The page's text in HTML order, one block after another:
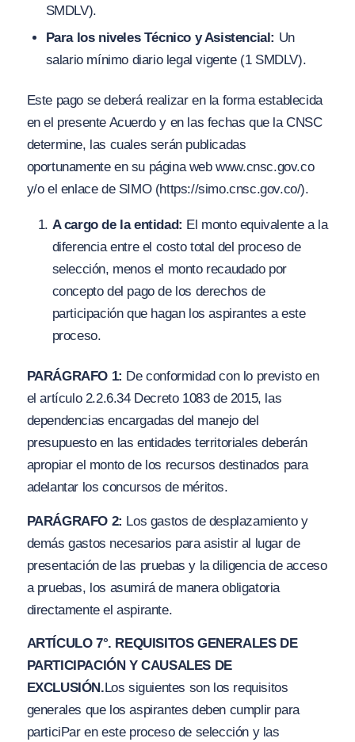
SMDLV).
Para los niveles Técnico y Asistencial: Un
salario mínimo diario legal vigente (1 SMDLV).
Este pago se deberá realizar en la forma establecida
en el presente Acuerdo y en las fechas que la CNSC
determine, las cuales serán publicadas
oportunamente en su página web www.cnsc.gov.co
y/o el enlace de SIMO (https://simo.cnsc.gov.co/).
A cargo de la entidad: El monto equivalente a la
diferencia entre el costo total del proceso de
selección, menos el monto recaudado por
concepto del pago de los derechos de
participación que hagan los aspirantes a este
proceso.
PARÁGRAFO 1: De conformidad con lo previsto en
el artículo 2.2.6.34 Decreto 1083 de 2015, las
dependencias encargadas del manejo del
presupuesto en las entidades territoriales deberán
apropiar el monto de los recursos destinados para
adelantar los concursos de méritos.
PARÁGRAFO 2: Los gastos de desplazamiento y
demás gastos necesarios para asistir al lugar de
presentación de las pruebas y la diligencia de acceso
a pruebas, los asumirá de manera obligatoria
directamente el aspirante.
ARTÍCULO 7°. REQUISITOS GENERALES DE
PARTICIPACIÓN Y CAUSALES DE
EXCLUSIÓN. Los siguientes son los requisitos
generales que los aspirantes deben cumplir para
particiPar en este proceso de selección y las